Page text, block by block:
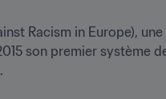
Racism in Europe),
son premier